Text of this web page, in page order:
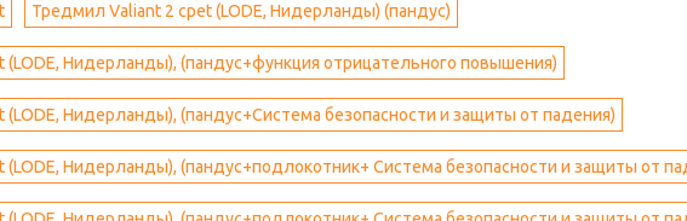
Тредмил Valiant 2 cpet (LODE, Нидерланды) (пандус)
Нидерланды), (пандус+функция отрицательного повышения)
Нидерланды), (пандус+Система безопасности и защиты от падения)
Нидерланды), (пандус+подлокотник+ Система безопасности и защиты от